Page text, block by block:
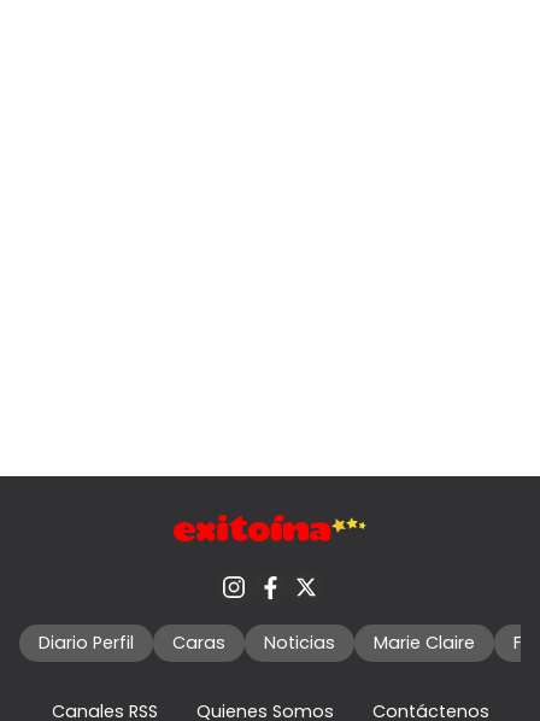
Diario Perfil Caras Noticias Marie Claire
Canales RSS Quienes Somos Contáctenos